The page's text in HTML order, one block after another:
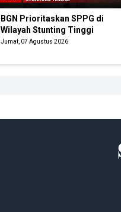
BGN Prioritaskan SPPG di
Wilayah Stunting Tinggi
Jumat, 07 Agustus 2026